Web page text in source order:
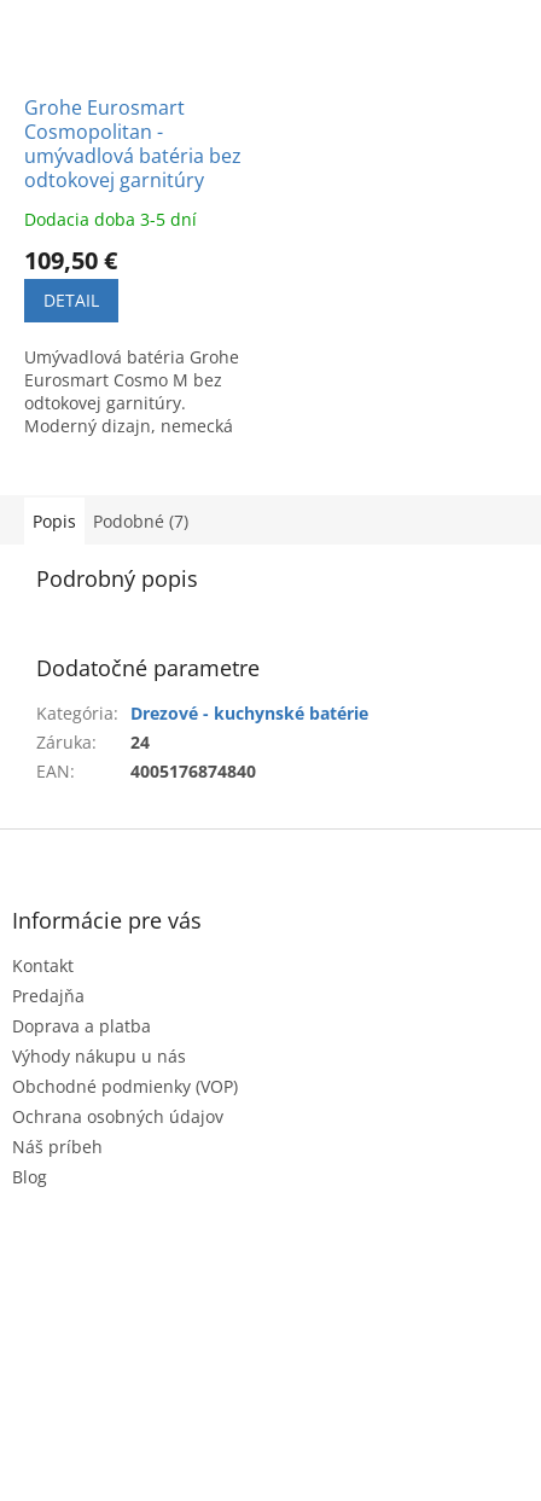
Grohe Eurosmart
Cosmopolitan -
umývadlová batéria bez
odtokovej garnitúry
Dodacia doba 3-5 dní
109,50 €
DETAIL
Umývadlová batéria Grohe
Eurosmart Cosmo M bez
odtokovej garnitúry.
Moderný dizajn, nemecká
Popis Podobné (7)
Podrobný popis
Dodatočné parametre
Kategória:
Drezové - kuchynské batérie
Záruka:
24
EAN: 4005176874840
Z
Informácie pre vás
Kontakt
Predajňa
Doprava a platba
Výhody nákupu u nás
Obchodné podmienky (VOP)
Ochrana osobných údajov
Náš príbeh
Blog